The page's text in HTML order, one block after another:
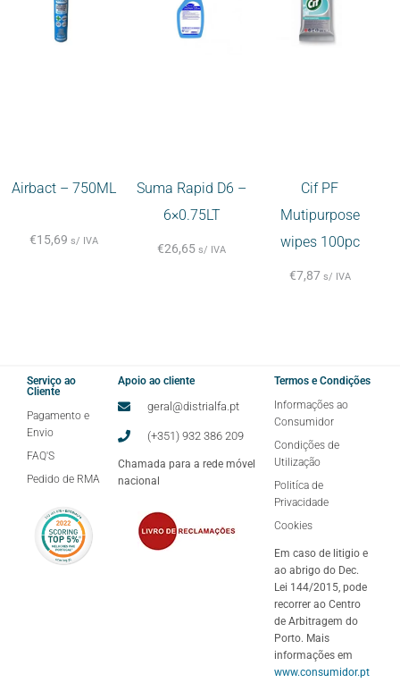
Airbact – 750ML
€15,69 s/ IVA
Suma Rapid D6 –
6×0.75LT
€26,65 s/ IVA
Cif PF
Mutipurpose
wipes 100pc
€7,87 s/ IVA
Serviço ao
Cliente
Pagamento e
Envio
FAQ'S
Pedido de RMA
Apoio ao cliente
geral@distrialfa.pt
(+351) 932 386 209
Chamada para a rede móvel
nacional
Termos e Condições
Informações ao
Consumidor
Condições de
Utilização
Politíca de
Privacidade
Cookies
Em caso de litigio e
ao abrigo do Dec.
Lei 144/2015, pode
recorrer ao Centro
de Arbitragem do
Porto. Mais
informações em
www.consumidor.pt